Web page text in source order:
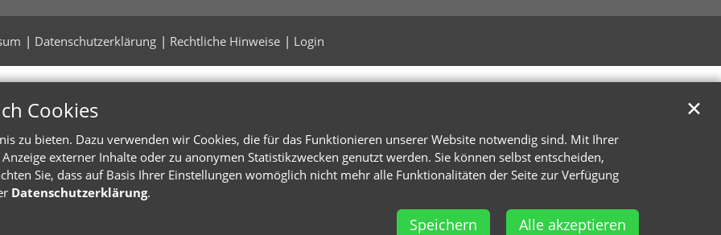
Datenschutzerklärung Rechtliche Hinweise Login
Cookies
zu bieten. Dazu verwenden wir Cookies, die für das Funktionieren unserer Website notwendig sind. Mit Ihrer
externer Inhalte oder zu anonymen Statistikzwecken genutzt werden. Sie können selbst entscheiden,
Sie, dass auf Basis Ihrer Einstellungen womöglich nicht mehr alle Funktionalitäten der Seite zur Verfügung
Datenschutzerklärung.
Speichern Alle akzeptieren
✕